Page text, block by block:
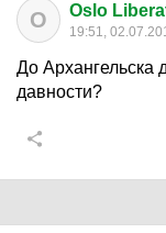
O Oslo
19:51,
До Архангельска
давности?